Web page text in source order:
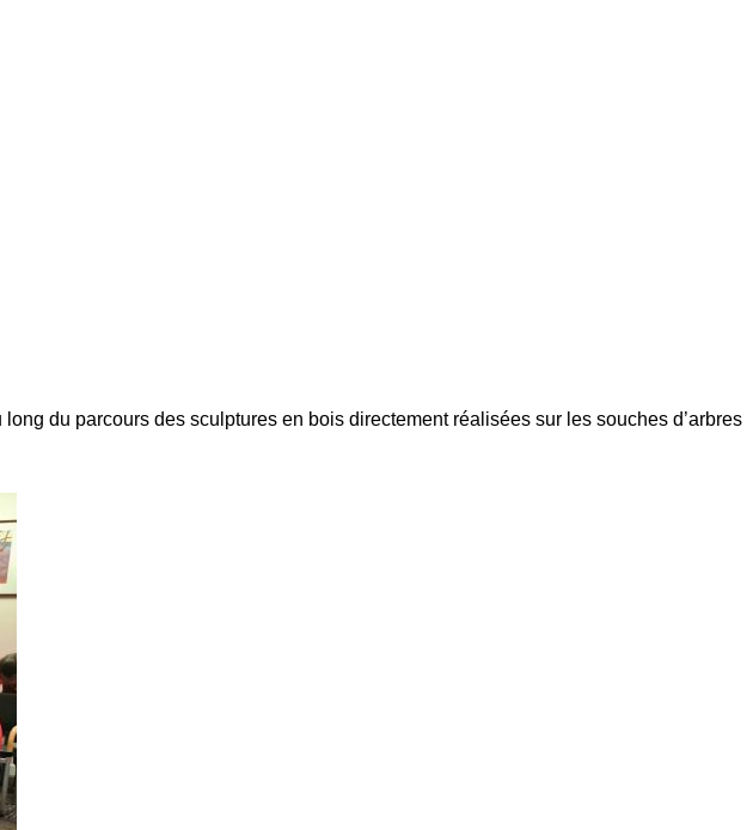
du parcours des sculptures en bois directement réalisées sur les souches d’arbres